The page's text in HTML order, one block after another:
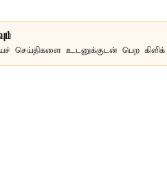
செய்திகளை உடனுக்குடன் பெற